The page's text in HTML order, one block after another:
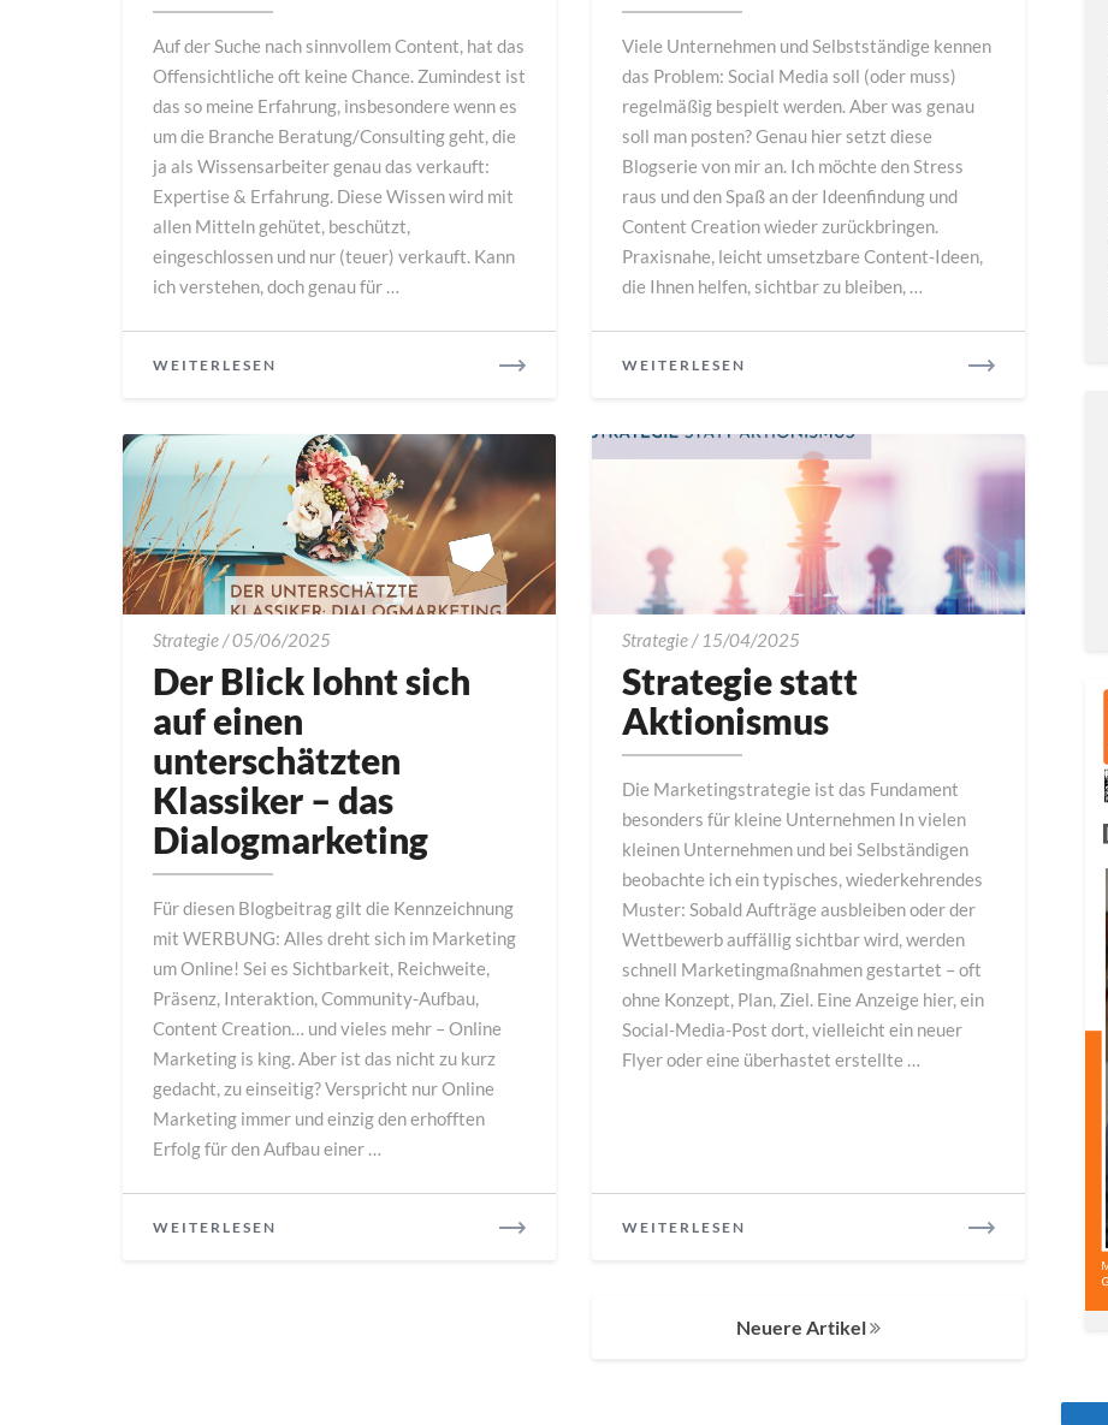
schafft
Vertrauen
Auf der Suche nach sinnvollem Content, hat das
Offensichtliche oft keine Chance. Zumindest ist
das so meine Erfahrung, insbesondere wenn es
um die Branche Beratung/Consulting geht, die
ja als Wissensarbeiter genau das verkauft:
Expertise & Erfahrung. Diese Wissen wird mit
allen Mitteln gehütet, beschützt,
eingeschlossen und nur (teuer) verkauft. Kann
ich verstehen, doch genau für …
WEITERLESEN
mehr
Klarheit
und
weniger
Stress
Viele Unternehmen und Selbstständige kennen
das Problem: Social Media soll (oder muss)
regelmäßig bespielt werden. Aber was genau
soll man posten? Genau hier setzt diese
Blogserie von mir an. Ich möchte den Stress
raus und den Spaß an der Ideenfindung und
Content Creation wieder zurückbringen.
Praxisnahe, leicht umsetzbare Content-Ideen,
die Ihnen helfen, sichtbar zu bleiben, …
WEITERLESEN
Strategie/05/06/2025
Blick
lohnt
auf
einen
unterschätzten
Klassiker
das
Dialogmarketing
Der Blick lohnt sich
auf einen
unterschätzten
Klassiker – das
Dialogmarketing
Für diesen Blogbeitrag gilt die Kennzeichnung
mit WERBUNG: Alles dreht sich im Marketing
um Online! Sei es Sichtbarkeit, Reichweite,
Präsenz, Interaktion, Community-Aufbau,
Content Creation… und vieles mehr – Online
Marketing is king. Aber ist das nicht zu kurz
gedacht, zu einseitig? Verspricht nur Online
Marketing immer und einzig den erhofften
Erfolg für den Aufbau einer …
WEITERLESEN
Strategie/ 15/04/2025
statt
Aktionismus
Strategie statt
Aktionismus
Die Marketingstrategie ist das Fundament
besonders für kleine Unternehmen In vielen
kleinen Unternehmen und bei Selbständigen
beobachte ich ein typisches, wiederkehrendes
Muster: Sobald Aufträge ausbleiben oder der
Wettbewerb auffällig sichtbar wird, werden
schnell Marketingmaßnahmen gestartet – oft
ohne Konzept, Plan, Ziel. Eine Anzeige hier, ein
Social-Media-Post dort, vielleicht ein neuer
Flyer oder eine überhastet erstellte …
WEITERLESEN
Neuere Artikel